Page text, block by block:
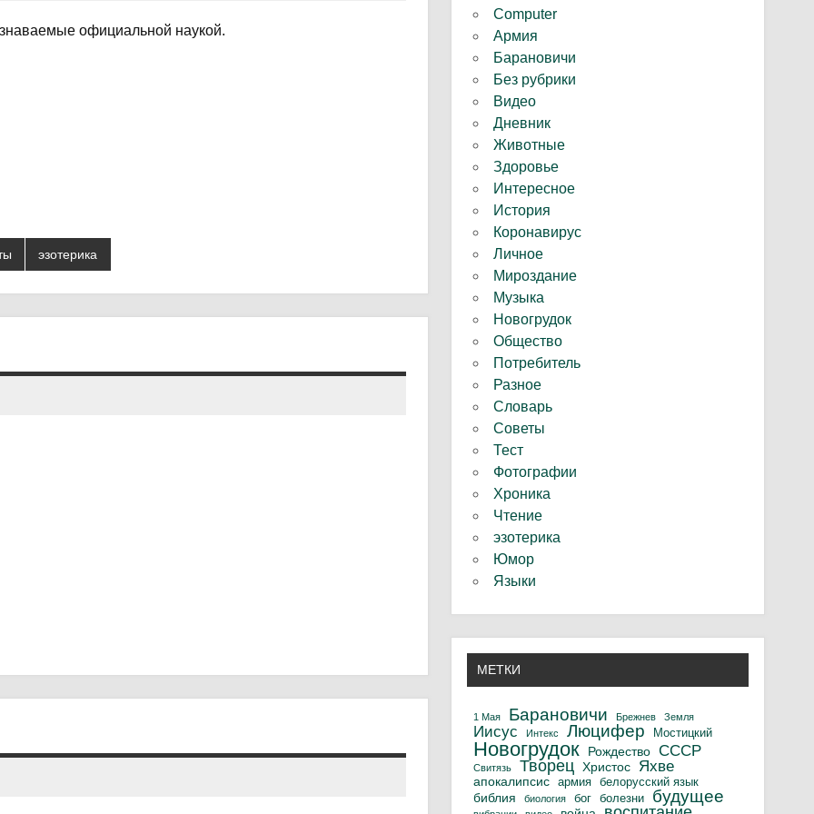
официальной наукой.
эзотерика
Computer
Армия
Барановичи
Без рубрики
Видео
Дневник
Животные
Здоровье
Интересное
История
Коронавирус
Личное
Мироздание
Музыка
Новогрудок
Общество
Потребитель
Разное
Словарь
Советы
Тест
Фотографии
Хроника
Чтение
эзотерика
Юмор
Языки
МЕТКИ
1 Мая Барановичи Брежнев Земля
Иисус Интекс Люцифер Мостицкий
Новогрудок Рождество СССР
Свитязь Творец Христос Яхве
апокалипсис армия белорусский язык
библия биология бог болезни будущее